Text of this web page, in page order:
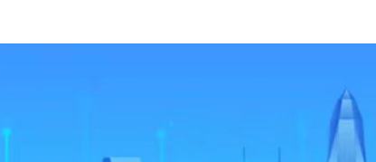
港人夫婦再入境時被捕
司機不顧而去開車逃去